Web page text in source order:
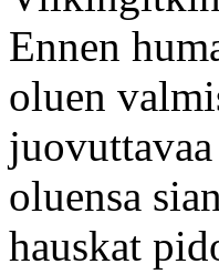
Ennen
oluen
oluensa
hauskat